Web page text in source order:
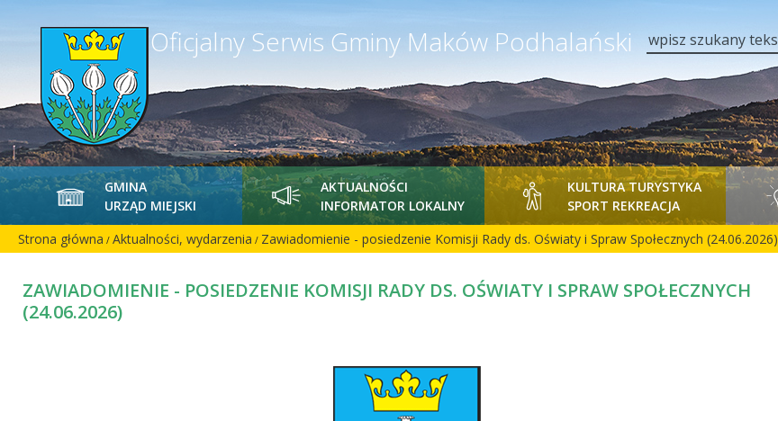
Oficjalny Serwis Gminy Maków Podhalański wpisz szukany tekst
GMINA
URZĄD MIEJSKI
AKTUALNOŚCI
INFORMATOR LOKALNY
KULTURA TURYSTYKA
SPORT REKREACJA
Strona główna / Aktualności, wydarzenia / Zawiadomienie - posiedzenie Komisji Rady ds. Oświaty i Spraw Społecznych (24.06.2026)
ZAWIADOMIENIE - POSIEDZENIE KOMISJI RADY DS. OŚWIATY I SPRAW SPOŁECZNYCH
(24.06.2026)